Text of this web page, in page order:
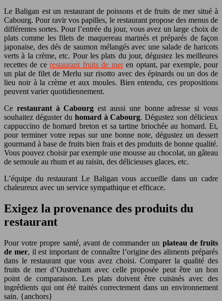
Le Baligan est un restaurant de poissons et de fruits de mer situé à
Cabourg. Pour ravir vos papilles, le restaurant propose des menus de
différentes sortes. Pour l’entrée du jour, vous avez un large choix de
plats comme les filets de maquereau marinés et préparés de façon
japonaise, des dés de saumon mélangés avec une salade de haricots
verts à la crème, etc. Pour les plats du jour, dégustez les meilleures
recettes de cerestaurant fruits de meren optant, par exemple, pour
un plat de filet de Merlu sur risotto avec des épinards ou un dos de
lieu noir à la crème et aux moules. Bien entendu, ces propositions
peuvent varier quotidiennement.
Ce restaurant à Cabourgest aussi une bonne adresse si vous
souhaitez déguster du homard à Cabourg. Dégustez son délicieux
cappuccino de homard breton et sa tartine briochée au homard. Et,
pour terminer votre repas sur une bonne note, dégustez un dessert
gourmand à base de fruits bien frais et des produits de bonne qualité.
Vous pouvez choisir par exemple une mousse au chocolat, un gâteau
de semoule au rhum et au raisin, des délicieuses glaces, etc.
L’équipe du restaurant Le Baligan vous accueille dans un cadre
chaleureux avec un service sympathique et efficace.
Exigez la provenance des produits du
restaurant
Pour votre propre santé, avant de commander un plateau de fruits
de mer, il est important de connaître l’origine des aliments préparés
dans le restaurant que vous avez choisi. Comparer la qualité des
fruits de mer d’Oustreham avec celle proposée peut être un bon
point de comparaison. Les plats doivent être cuisinés avec des
ingrédients qui ont été traités correctement dans un environnement
sain. {anchors}